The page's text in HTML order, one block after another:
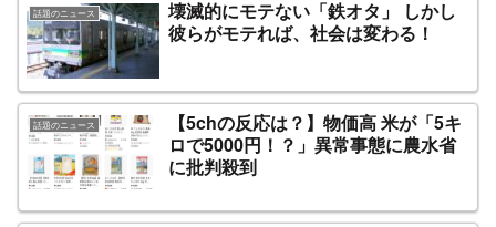
話題のニュース
壊滅的にモテない「鉄オタ」 しかし
彼らがモテれば、社会は変わる！
話題のニュース
【5chの反応は？】物価高 米が「5キ
ロで5000円！？」異常事態に農水省
に批判殺到